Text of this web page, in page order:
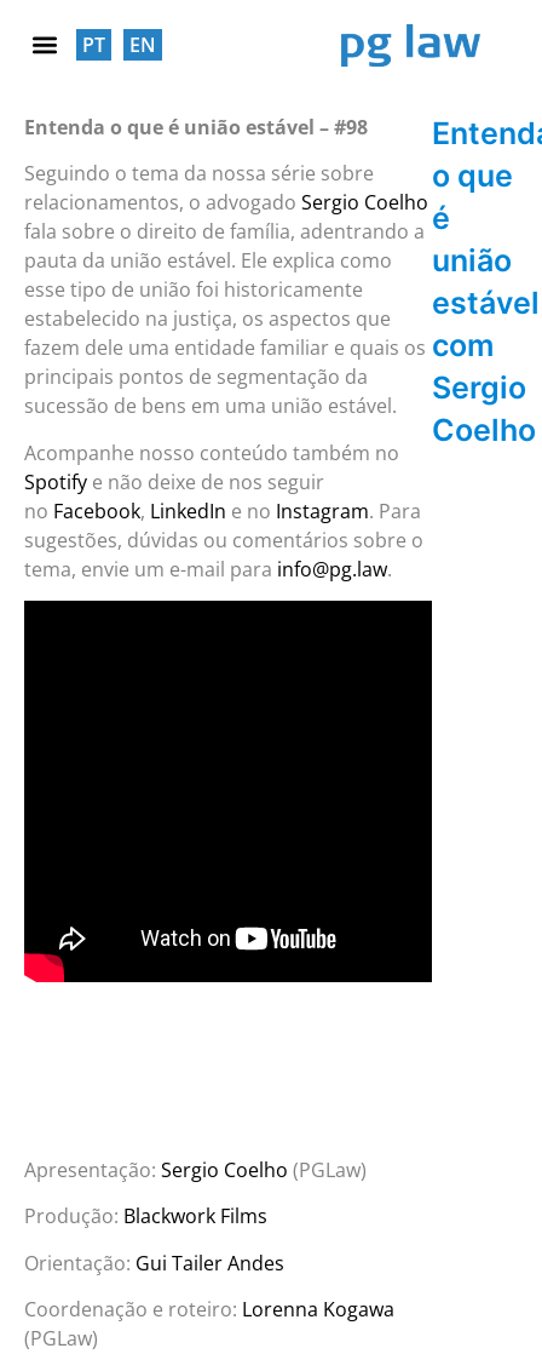
PT EN
o que
é
união
estável
com
Sergio
Coelho
Entenda o que é união estável – #98
Seguindo o tema da nossa série sobre
relacionamentos, o advogado Sergio Coelho
fala sobre o direito de família, adentrando a
pauta da união estável. Ele explica como
esse tipo de união foi historicamente
estabelecido na justiça, os aspectos que
fazem dele uma entidade familiar e quais os
principais pontos de segmentação da
sucessão de bens em uma união estável.
Acompanhe nosso conteúdo também no
Spotify e não deixe de nos seguir
no Facebook, LinkedIn e no Instagram. Para
sugestões, dúvidas ou comentários sobre o
tema, envie um e-mail para info@pg.law.
Apresentação: Sergio Coelho (PGLaw)
Produção: Blackwork Films
Orientação: Gui Tailer Andes
Coordenação e roteiro: Lorenna Kogawa
(PGLaw)